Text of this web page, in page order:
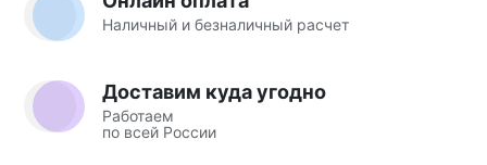
Наличный и безналичный расчет
Доставим куда угодно
Работаем
по всей России